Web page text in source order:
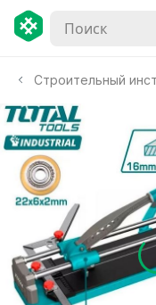
Строительный